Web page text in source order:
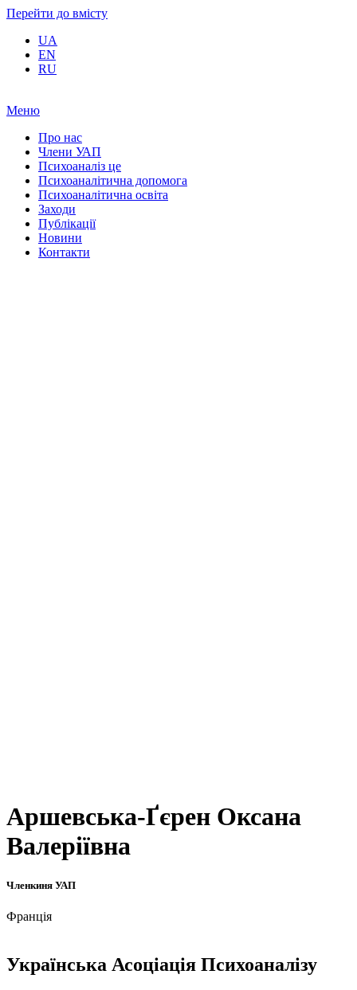
Перейти до вмісту
UA
EN
RU
Меню
Про нас
Члени УАП
Психоаналіз це
Психоаналітична допомога
Психоаналітична освіта
Заходи
Публікації
Новини
Контакти
Аршевська-Ґєрен Оксана
Валеріївна
Членкиня УАП
Франція
Українська Асоціація Психоаналізу